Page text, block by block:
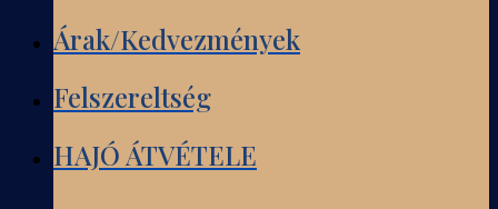
Árak/Kedvezmények
Felszereltség
HAJÓ ÁTVÉTELE